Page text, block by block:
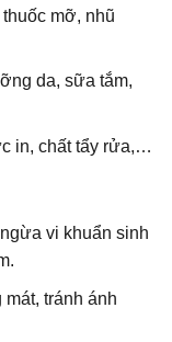
mỡ, nhũ
da, sữa tắm,
in, chất tẩy rửa,…
vi khuẩn sinh
tránh ánh